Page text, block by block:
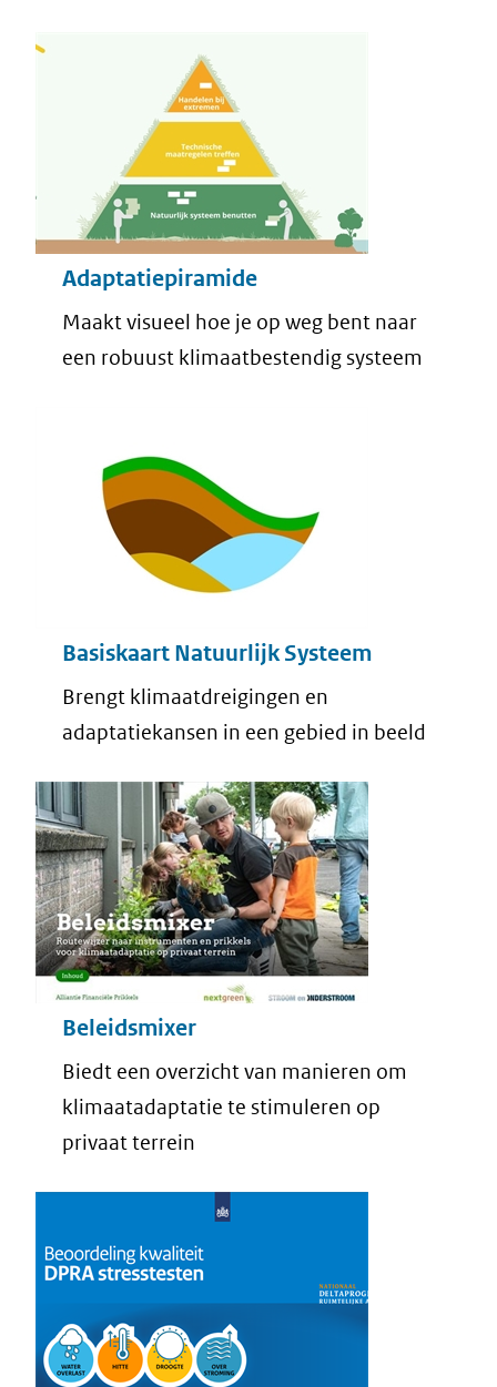
Adaptatiepiramide
Maakt visueel hoe je op weg bent naar
een robuust klimaatbestendig systeem
Basiskaart Natuurlijk Systeem
Brengt klimaatdreigingen en
adaptatiekansen in een gebied in beeld
Beleidsmixer
Biedt een overzicht van manieren om
klimaatadaptatie te stimuleren op
privaat terrein